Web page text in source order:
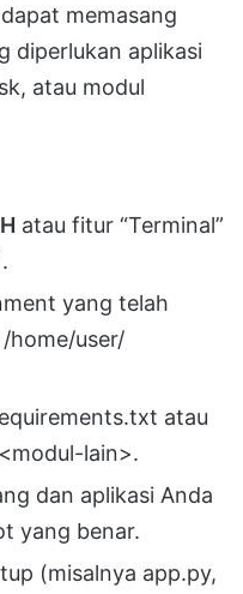
memasang
diperlukan aplikasi
atau modul
atau fitur “Terminal”
yang telah
home/user/
atau
lain>.
dan aplikasi Anda
yang benar.
(misalnya app.py,